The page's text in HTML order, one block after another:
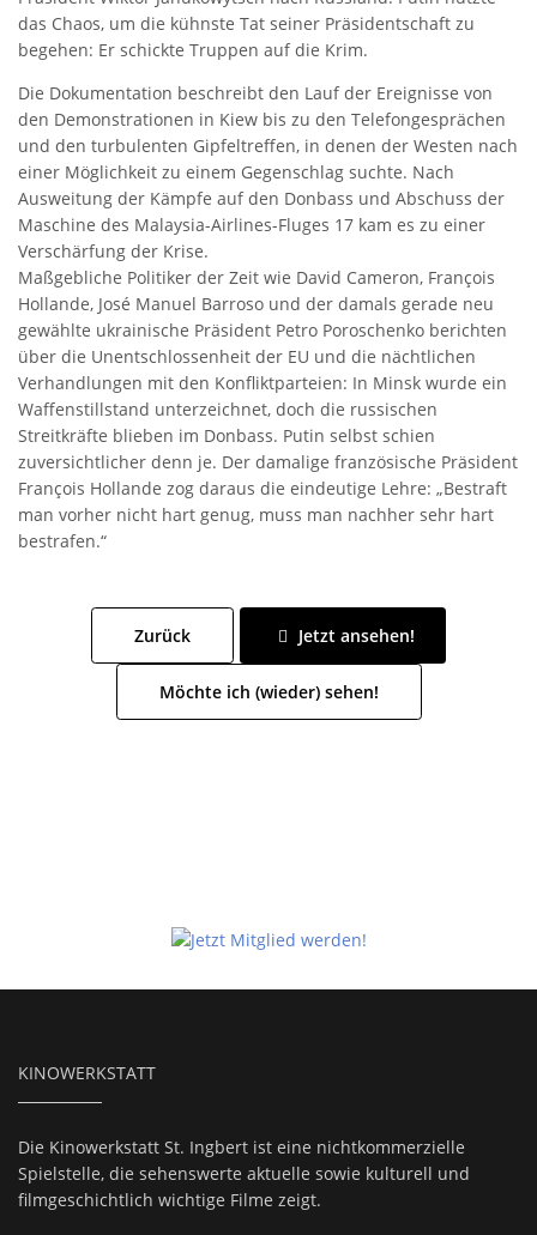
das Chaos, um die kühnste Tat seiner Präsidentschaft zu
begehen: Er schickte Truppen auf die Krim.
Die Dokumentation beschreibt den Lauf der Ereignisse von
den Demonstrationen in Kiew bis zu den Telefongesprächen
und den turbulenten Gipfeltreffen, in denen der Westen nach
einer Möglichkeit zu einem Gegenschlag suchte. Nach
Ausweitung der Kämpfe auf den Donbass und Abschuss der
Maschine des Malaysia-Airlines-Fluges 17 kam es zu einer
Verschärfung der Krise.
Maßgebliche Politiker der Zeit wie David Cameron, François
Hollande, José Manuel Barroso und der damals gerade neu
gewählte ukrainische Präsident Petro Poroschenko berichten
über die Unentschlossenheit der EU und die nächtlichen
Verhandlungen mit den Konfliktparteien: In Minsk wurde ein
Waffenstillstand unterzeichnet, doch die russischen
Streitkräfte blieben im Donbass. Putin selbst schien
zuversichtlicher denn je. Der damalige französische Präsident
François Hollande zog daraus die eindeutige Lehre: „Bestraft
man vorher nicht hart genug, muss man nachher sehr hart
bestrafen.“
Zurück Jetzt ansehen!
Möchte ich (wieder) sehen!
KINOWERKSTATT
Die Kinowerkstatt St. Ingbert ist eine nichtkommerzielle
Spielstelle, die sehenswerte aktuelle sowie kulturell und
filmgeschichtlich wichtige Filme zeigt.